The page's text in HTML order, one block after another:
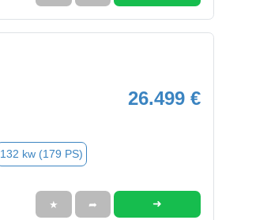
26.499 €
132 kw (179 PS)
★ ➦ ➜